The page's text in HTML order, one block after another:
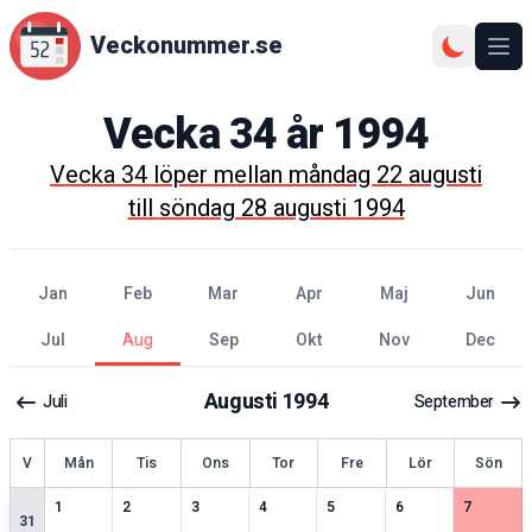
Veckonummer.se
Vecka34år 1994
Vecka34löper mellanmåndag 22 augusti
tillsöndag 28 augusti 1994
jan feb mar apr maj
jun
jul
aug sep okt nov dec
Juli Augusti 1994 September
Vecka Mån Tis Ons Tor Fre Lör Sön
31
11 speciella datum
2
2speciella datum
3
1speciella datum
4
2speciella datum
5
2speciella datum
6
2speciella datum
7
2